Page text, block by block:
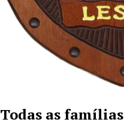
Todas as